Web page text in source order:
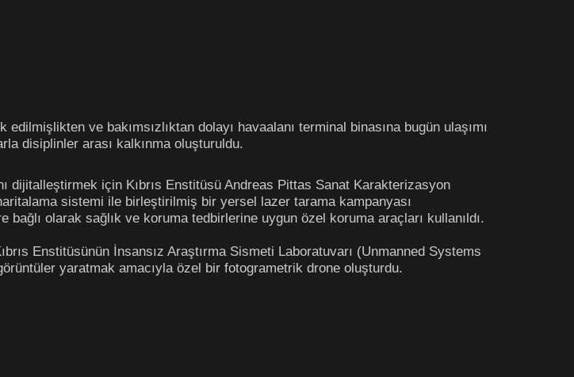
ve bakımsızlıktan dolayı havaalanı terminal binasına bugün ulaşımı
disiplinler arası kalkınma oluşturuldu.
dijitalleştirmek için Kıbrıs Enstitüsü Andreas Pittas Sanat Karakterizasyon
sistemi ile birleştirilmiş bir yersel lazer tarama kampanyası
bağlı olarak sağlık ve koruma tedbirlerine uygun özel koruma araçları kullanıldı.
Enstitüsünün İnsansız Araştırma Sismeti Laboratuvarı (Unmanned Systems
yaratmak amacıyla özel bir fotogrametrik drone oluşturdu.